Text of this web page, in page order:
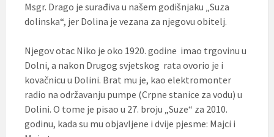
Msgr. Drago je surađiva u našem godišnjaku „Suza
dolinska“, jer Dolina je vezana za njegovu obitelj.
Njegov otac Niko je oko 1920. godine imao trgovinu u
Dolni, a nakon Drugog svjetskog rata ovorio je i
kovačnicu u Dolini. Brat mu je, kao elektromonter
radio na održavanju pumpe (Crpne stanice za vodu) u
Dolini. O tome je pisao u 27. broju „Suze“ za 2010.
godinu, kada su mu objavljene i dvije pjesme: Majci i